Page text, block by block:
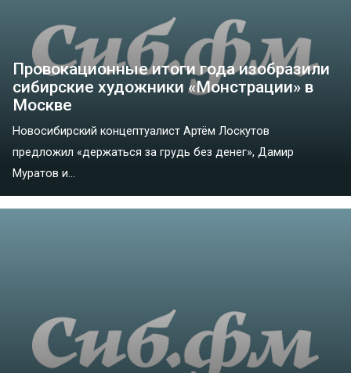
Провокационные итоги года изобразили
сибирские художники «Монстрации» в
Москве
Новосибирский концептуалист Артём Лоскутов
предложил «держаться за грудь без денег», Дамир
Муратов и...